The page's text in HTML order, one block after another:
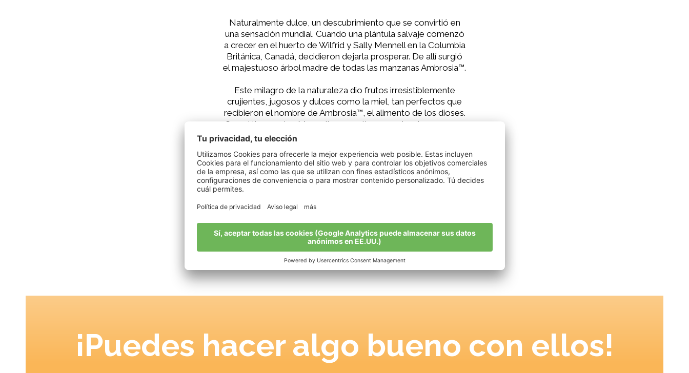
Naturalmente dulce, un descubrimiento que se convirtió en
una sensación mundial. Cuando una plántula salvaje comenzó
a crecer en el huerto de Wilfrid y Sally Mennell en la Columbia
Británica, Canadá, decidieron dejarla prosperar. De allí surgió
el majestuoso árbol madre de todas las manzanas Ambrosia™.
Este milagro de la naturaleza dio frutos irresistiblemente
crujientes, jugosos y dulces como la miel, tan perfectos que
recibieron el nombre de Ambrosia™, el alimento de los dioses.
Con el tiempo, los Mennell compartieron su singular manzana
con socios en todo el mundo.
No solo los niños se sienten atraídos por su sabor
excepcionalmente dulce, que recuerda a la miel y el néctar.
También a los adultos les encanta morder la brillante piel roja
de esta manzana. Ambrosia™ no solo impresiona al natural,
sino que también revela sus ricos aromas en jugos,
¡Puedes hacer algo bueno con ellos!